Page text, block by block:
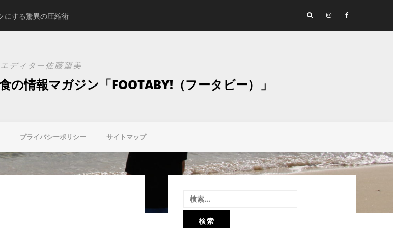
にする驚異の圧縮術 スタジオアリスの新ブランド「Studio Moaly（スタジオ モアリー）」撮影レポート！
ディター佐藤望美
の情報マガジン「FOOTABY!（フータビー）」
プライバシーポリシー サイトマップ
索: